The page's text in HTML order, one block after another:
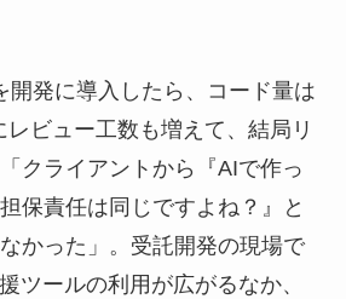
開発に導入したら、コード量は
ビュー工数も増えて、結局リ
クライアントから『AIで作っ
保責任は同じですよね？』と
かった」。受託開発の現場で
ツールの利用が広がるなか、